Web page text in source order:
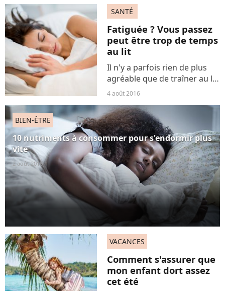
et sa pression miracle, qui
permettrait de trouver le
sommeil beaucoup...
SANTÉ
Fatiguée ? Vous passez
peut être trop de temps
au lit
Il n'y a parfois rien de plus
agréable que de traîner au lit,
surtout le week-end.
loin d'être la meilleure
solution pour recharger les
batteries si l'on...
4 août 2016
BIEN-ÊTRE
10 nutriments à consommer pour s'endormir plus
vite
2 août 2016
VACANCES
Comment s'assurer que
mon enfant dort assez
cet été